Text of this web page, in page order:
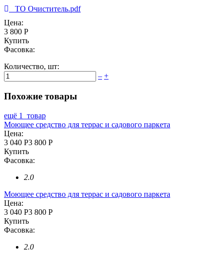
ТО Очиститель.pdf
Цена:
3 800 Р
Купить
Фасовка:
Количество, шт:
– +
Похожие товары
ещё 1 товар
Моющее средство для террас и садового паркета
Цена:
3 040 Р3 800 Р
Купить
Фасовка:
2.0
Моющее средство для террас и садового паркета
Цена:
3 040 Р3 800 Р
Купить
Фасовка:
2.0